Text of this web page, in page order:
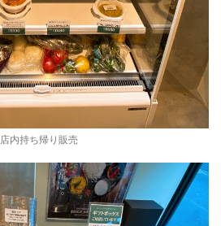
店内持ち帰り販売